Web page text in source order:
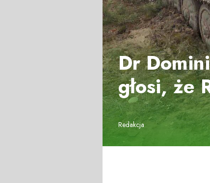
Dr
głosi, że
Redakcja